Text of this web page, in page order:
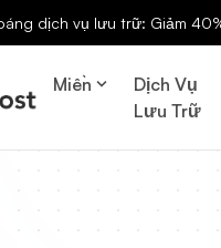
dịch vụ lưu trữ: Giảm
Miền
Dịch Vụ
Lưu Trữ